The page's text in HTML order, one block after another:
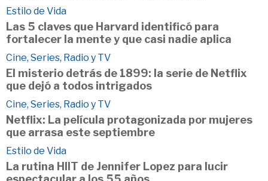
Estilo de Vida
Las 5 claves que Harvard identificó para
fortalecer la mente y que casi nadie aplica
Cine, Series, Radio y TV
El misterio detrás de 1899: la serie de Netflix
que dejó a todos intrigados
Cine, Series, Radio y TV
Netflix: La película protagonizada por mujeres
que arrasa este septiembre
Estilo de Vida
La rutina HIIT de Jennifer Lopez para lucir